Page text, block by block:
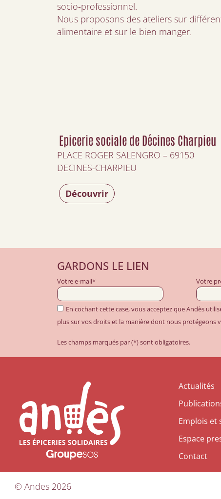
socio-professionnel.
Nous proposons des ateliers sur
alimentaire et sur le bien manger.
Epicerie sociale de Décines Charpieu
PLACE ROGER SALENGRO – 69150
DECINES-CHARPIEU
Découvrir
GARDONS LE LIEN
Votre e-mail* Votre
En cochant cette case, vous acceptez que Andès
plus sur vos droits et la manière dont nous protégeons
Les champs marqués par (*) sont obligatoires.
Actualités
Emplois et
Espace
Contact
© Andes 2026